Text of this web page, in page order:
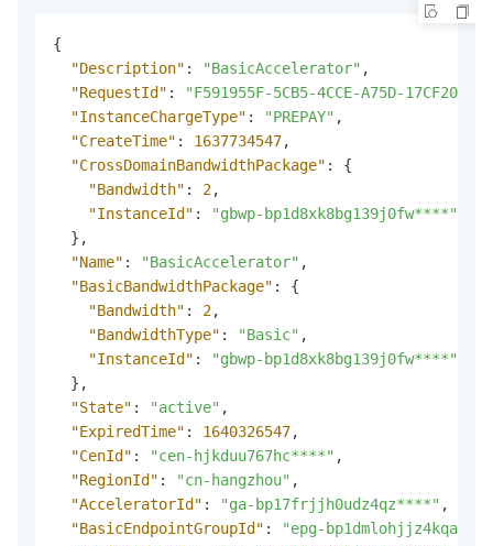
{
"Description" : "BasicAccelerator" ,
"RequestId" :
"F591955F-5CB5-4CCE-A75D-
"InstanceChargeType" : "PREPAY" ,
"CreateTime" : 1637734547,
"CrossDomainBandwidthPackage" :
{
"Bandwidth" : 2,
"InstanceId" :
"gbwp-bp1d8xk8bg139j0fw****"
} ,
"Name" : "BasicAccelerator" ,
"BasicBandwidthPackage" :
{
"Bandwidth" : 2,
"BandwidthType" : "Basic" ,
"InstanceId" :
"gbwp-bp1d8xk8bg139j0fw****"
} ,
"State" : "active" ,
"ExpiredTime" : 1640326547,
"CenId" : "cen-hjkduu767hc****" ,
"RegionId" : "cn-hangzhou" ,
"AcceleratorId" : "ga-bp17frjjh0udz4qz****" ,
"BasicEndpointGroupId" :
"epg-